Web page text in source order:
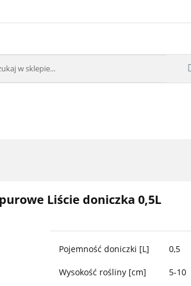
Liście doniczka 0,5L
Pojemność doniczki [L] 0,5
Wysokość rośliny [cm] 5-10